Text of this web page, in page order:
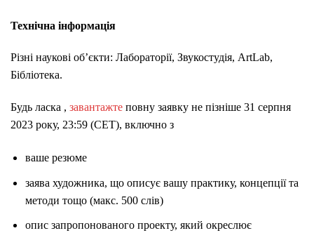
Технічна інформація
Різні наукові об’єкти: Лабораторії, Звукостудія, ArtLab,
Бібліотека.
Будь ласка , завантажте повну заявку не пізніше 31 серпня
2023 року, 23:59 (CET), включно з
ваше резюме
заява художника, що описує вашу практику, концепції та
методи тощо (макс. 500 слів)
опис запропонованого проекту, який окреслює